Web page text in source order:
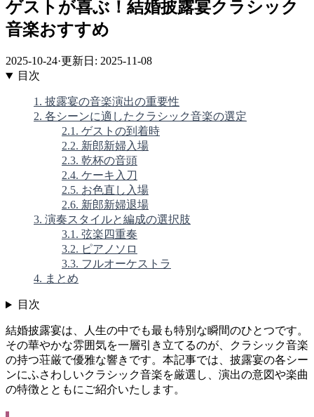
ゲストが喜ぶ！結婚披露宴クラシック
音楽おすすめ
2025-10-24·更新日: 2025-11-08
目次
1. 披露宴の音楽演出の重要性
2. 各シーンに適したクラシック音楽の選定
2.1. ゲストの到着時
2.2. 新郎新婦入場
2.3. 乾杯の音頭
2.4. ケーキ入刀
2.5. お色直し入場
2.6. 新郎新婦退場
3. 演奏スタイルと編成の選択肢
3.1. 弦楽四重奏
3.2. ピアノソロ
3.3. フルオーケストラ
4. まとめ
目次
結婚披露宴は、人生の中でも最も特別な瞬間のひとつです。
その華やかな雰囲気を一層引き立てるのが、クラシック音楽
の持つ荘厳で優雅な響きです。本記事では、披露宴の各シー
ンにふさわしいクラシック音楽を厳選し、演出の意図や楽曲
の特徴とともにご紹介いたします。